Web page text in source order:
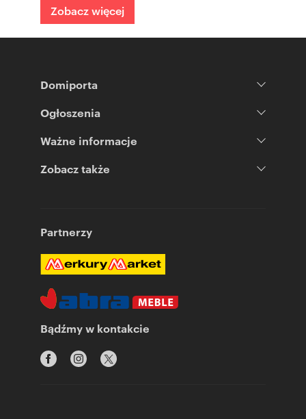
Zobacz więcej
Domiporta
Ogłoszenia
Ważne informacje
Zobacz także
Partnerzy
Bądźmy w kontakcie